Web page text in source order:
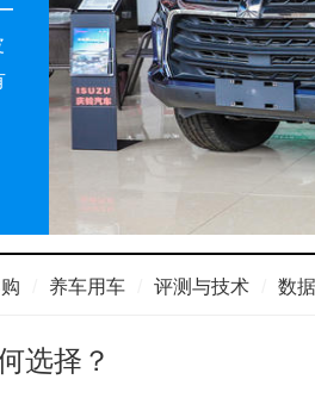
养车用车 评测与技术 数
选择？